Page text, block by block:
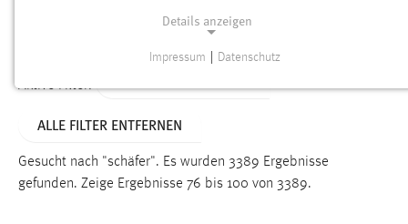
Aktive Filter:
ALLE FILTER ENTFERNEN
Gesucht nach "schäfer". Es wurden 3389 Ergebnisse
gefunden. Zeige Ergebnisse 76 bis 100 von 3389.
Details anzeigen
Funktionen und sind für die einwandfreie Funktion der
Einverständnis
Impressum Datenschutz